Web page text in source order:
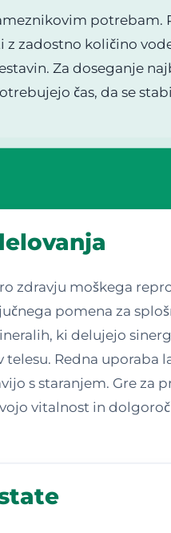
potrebam.
zadostno količino
Za doseganje
čas, da se
zdravju moškega
pomena za
ki delujejo
Redna uporaba
s staranjem. Gre za
vitalnost in